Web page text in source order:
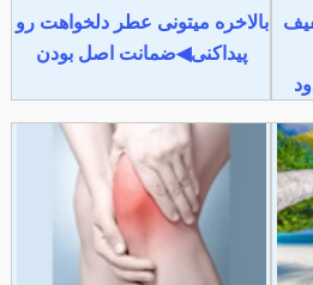
تخفیف
بالاخره میتونی عطر دلخواهت رو
پیداکنی◀ضمانت اصل بودن